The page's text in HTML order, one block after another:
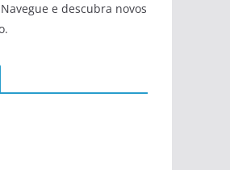
e descubra novos